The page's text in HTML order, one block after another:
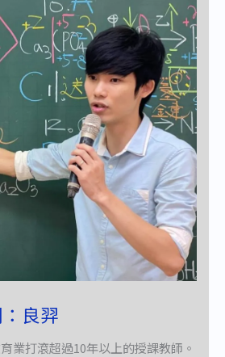
良羿
業打滾超過10年以上的授課教師。